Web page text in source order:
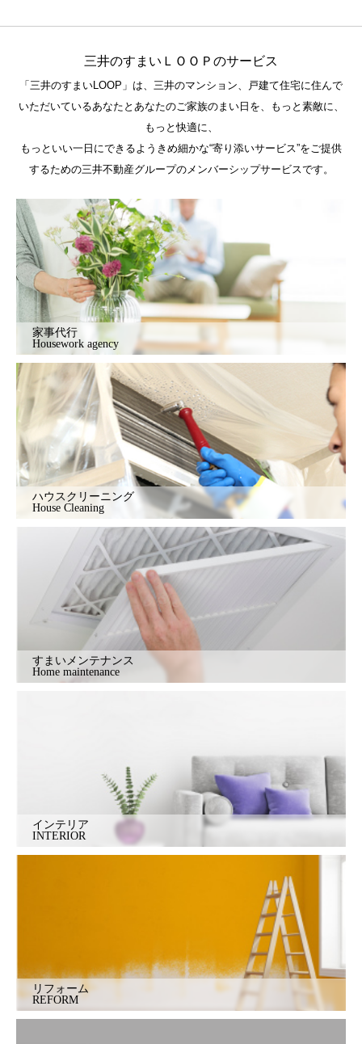
三井のすまいＬＯＯＰのサービス
「三井のすまいLOOP」は、三井のマンション、戸建て住宅に住んで
いただいているあなたとあなたのご家族のまい日を、もっと素敵に、
もっと快適に、
もっといい一日にできるようきめ細かな“寄り添いサービス”をご提供
するための三井不動産グループのメンバーシップサービスです。
家事代行
Housework agency
ハウスクリーニング
House Cleaning
すまいメンテナンス
Home maintenance
インテリア
INTERIOR
リフォーム
REFORM